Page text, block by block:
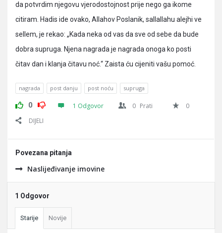
da potvrdim njegovu vjerodostojnost prije nego ga ikome
citiram. Hadis ide ovako, Allahov Poslanik, sallallahu alejhi ve
sellem, je rekao: „Kada neka od vas da sve od sebe da bude
dobra supruga. Njena nagrada je nagrada onoga ko posti
čitav dan i klanja čitavu noć.“ Zaista ću cijeniti vašu pomoć.
nagrada post danju post noću supruga
0 1 Odgovor 0 Prati
0
DIJELI
Povezana pitanja
Naslijeđivanje imovine
1 Odgovor
Starije Novije